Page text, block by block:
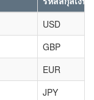
USD
GBP
EUR
JPY